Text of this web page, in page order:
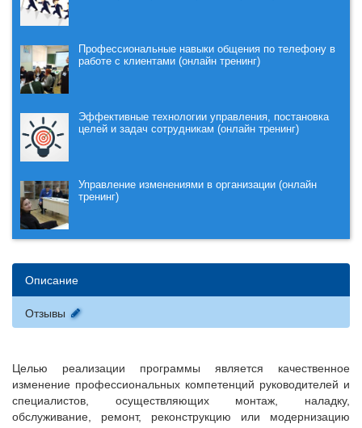
Профессиональные навыки общения по телефону в
работе с клиентами (онлайн тренинг)
Эффективные технологии управления, постановка
целей и задач сотрудникам (онлайн тренинг)
Управление изменениями в организации (онлайн
тренинг)
Описание
Отзывы
Целью реализации программы является качественное
изменение профессиональных компетенций руководителей и
специалистов, осуществляющих монтаж, наладку,
обслуживание, ремонт, реконструкцию или модернизацию